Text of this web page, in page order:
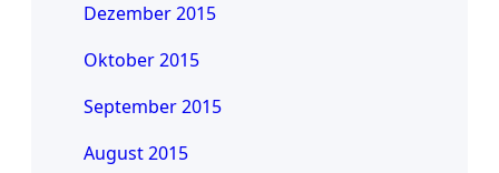
Dezember 2015
Oktober 2015
September 2015
August 2015